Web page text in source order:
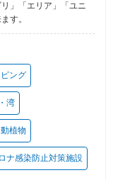
」「エリア」「ユニ
す。
ング
湾
動植物
ナ感染防止対策施設